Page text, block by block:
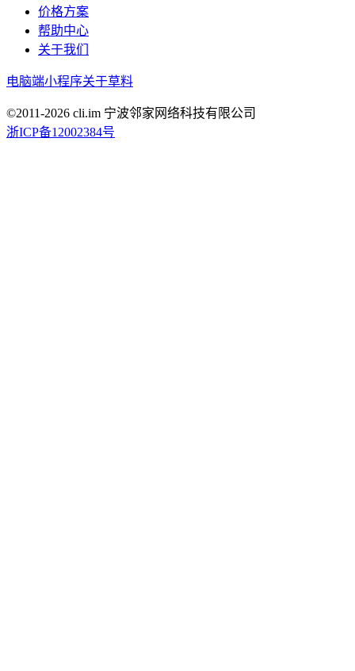
价格方案
帮助中心
关于我们
电脑端小程序关于草料
©2011-2026 cli.im 宁波邻家网络科技有限公司
浙ICP备12002384号